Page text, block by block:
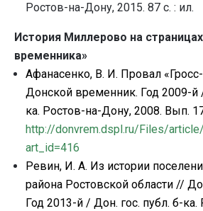
Ростов-на-Дону, 2015. 87 с. : ил.
История Миллерово на
временника»
Афанасенко, В. И. Провал
Донской временник. Год 2009-й
ка. Ростов-на-Дону, 2008. Вып.
http://donvrem.dspl .ru/ Files/article/
art id=416
Ревин, И. А. Из истории
района Ростовской области //
Год 2013-й / Дон. гос. публ. б-